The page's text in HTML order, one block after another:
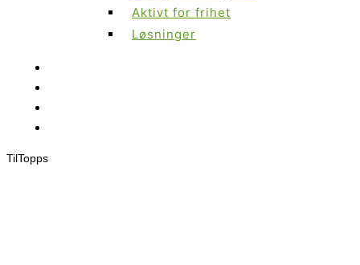
Aktivt for frihet
Løsninger
TilTopps